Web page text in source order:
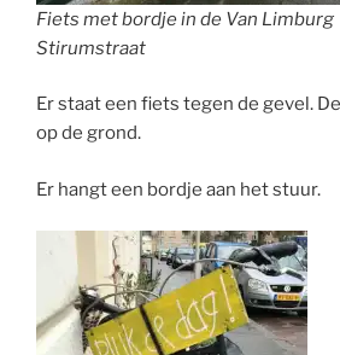
Fiets met bordje in de Van Limburg
Stirumstraat
Er staat een fiets tegen de gevel.
op de grond.
Er hangt een bordje aan het stuur.